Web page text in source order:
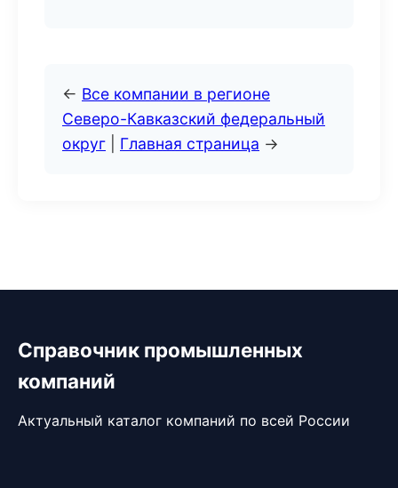
← Все компании в регионе
Северо-Кавказский федеральный
округ
Главная страница →
Справочник промышленных
компаний
Актуальный каталог компаний по всей России